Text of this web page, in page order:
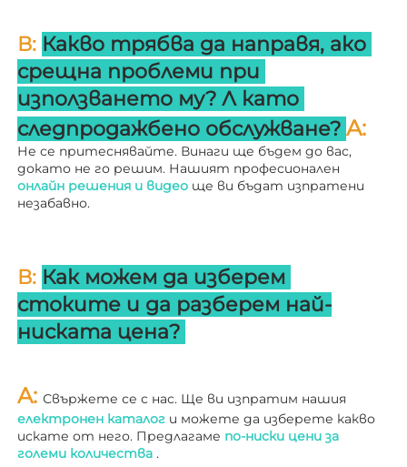
В: Какво трябва да направя, ако
срещна проблеми при
използването му? Л като
следпродажбено обслужване?
Не се притеснявайте. Винаги ще бъдем до вас,
онлайн решения и видео ще ви бъдат изпратени
незабавно.
В: Как можем да изберем
стоките и да разберем най-
ниската цена?
A:
електронен каталог и можете да изберете какво
искате от него. Предлагаме по-ниски цени за
големи количества .